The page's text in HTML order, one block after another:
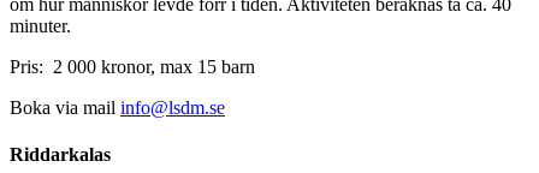
om hur människor levde förr i tiden. Aktiviteten beräknas ta ca. 40
minuter.
Pris: 2 000 kronor, max 15 barn
Boka via mail info@lsdm.se
Riddarkalas